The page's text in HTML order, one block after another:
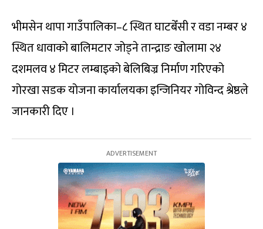
भीमसेन थापा गाउँपालिका–८ स्थित घाटबेँसी र वडा नम्बर ४
स्थित धावाको बालिमटार जोड्ने तान्द्राङ खोलामा २४
दशमलव ४ मिटर लम्बाइको बेलिबिज्र निर्माण गरिएको
गोरखा सडक योजना कार्यालयका इन्जिनियर गोविन्द श्रेष्ठले
जानकारी दिए ।